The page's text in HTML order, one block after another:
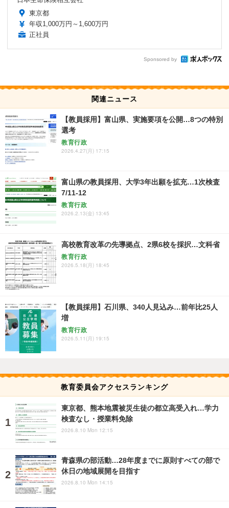
東京都
年収1,000万円～1,600万円
正社員
Sponsored by
関連ニュース
【教員採用】富山県、実施要項を公開…8つの特別
選考
教育行政
2026.4.27(月) 17:15
富山県の教員採用、大学3年出願を拡充…1次検査
7/11-12
教育行政
2026.2.13(金) 13:45
高校教育改革の先導拠点、2県6校を採択…文科省
教育行政
2026.5.18(月) 18:45
【教員採用】石川県、340人見込み…前年比25人
増
教育行政
2026.5.11(月) 19:15
教育委員会アクセスランキング
東京都、熊本地震被災生徒の都立高受入れ…学力
検査なし・授業料免除
2026.8.10 Mon 12:15
青森県の部活動…28年度までに原則すべての部で
休日の地域展開を目指す
2026.8.10 Mon 14:15